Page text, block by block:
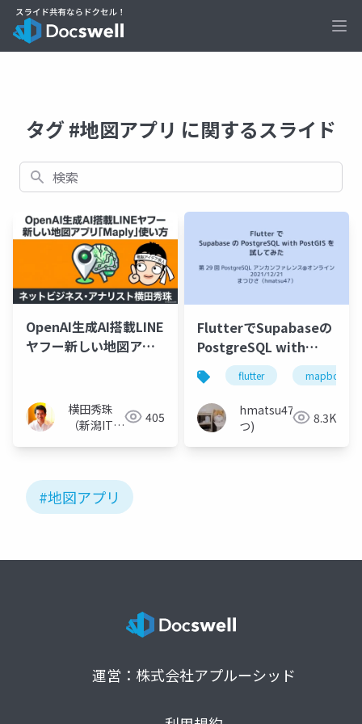
タグ #地図アプリ に関するスライド
検索
OpenAI生成AI搭載LINE
ヤフー新しい地図アプ
横田秀珠
（新潟ITコ
405
FlutterでSupabaseの
PostgreSQL with
PostGISを試してみた
flutter mapbox
hmatsu47(ま
つ)
8.3K
#地図アプリ
運営：株式会社アプルーシッド